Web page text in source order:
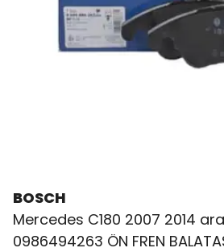
BOSCH
Mercedes C180 2007 2014
0986494263 ÖN FREN